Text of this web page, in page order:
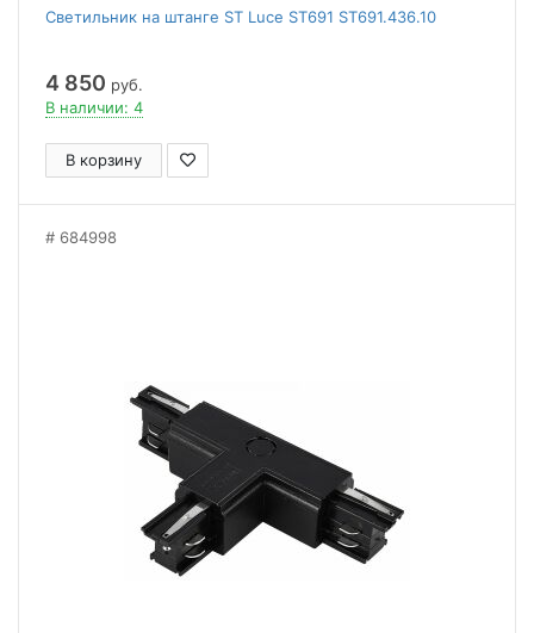
Светильник на штанге ST Luce ST691 ST691.436.10
4 850 руб.
В наличии: 4
В корзину
684998